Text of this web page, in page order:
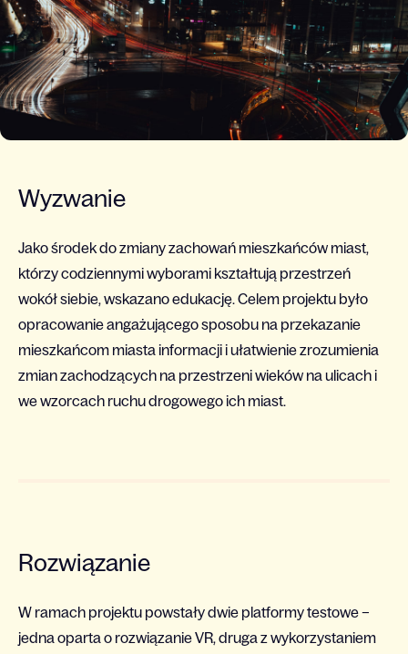
Wyzwanie
Jako środek do zmiany zachowań mieszkańców miast,
którzy codziennymi wyborami kształtują przestrzeń
wokół siebie, wskazano edukację. Celem projektu było
opracowanie angażującego sposobu na przekazanie
mieszkańcom miasta informacji i ułatwienie zrozumienia
zmian zachodzących na przestrzeni wieków na ulicach i
we wzorcach ruchu drogowego ich miast.
Rozwiązanie
W ramach projektu powstały dwie platformy testowe –
jedna oparta o rozwiązanie VR, druga z wykorzystaniem